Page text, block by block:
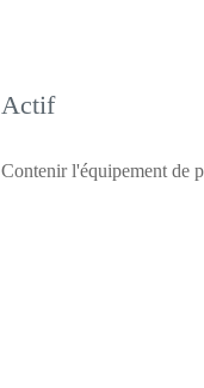
Actif
Contenir l'équipement de